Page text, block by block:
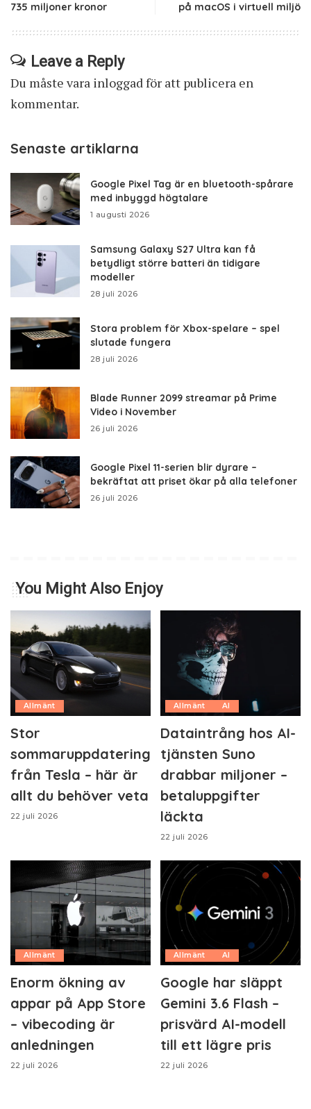
735 miljoner kronor
på macOS i virtuell miljö
Leave a Reply
Du måste vara inloggadför att publicera en
kommentar.
Senaste artiklarna
Google Pixel Tag är en bluetooth-spårare
med inbyggd högtalare
1 augusti 2026
Samsung Galaxy S27 Ultra kan få
betydligt större batteri än tidigare
modeller
28 juli 2026
Stora problem för Xbox-spelare – spel
slutade fungera
28 juli 2026
Blade Runner 2099 streamar på Prime
Video i November
26 juli 2026
Google Pixel 11-serien blir dyrare –
bekräftat att priset ökar på alla telefoner
26 juli 2026
You Might Also Enjoy
Allmänt
Stor
sommaruppdatering
från Tesla – här är
allt du behöver veta
22 juli 2026
Allmänt AI
Dataintrång hos AI-
tjänsten Suno
drabbar miljoner –
betaluppgifter
läckta
22 juli 2026
Allmänt
Enorm ökning av
appar på App Store
– vibecoding är
anledningen
22 juli 2026
Allmänt AI
Google har släppt
Gemini 3.6 Flash –
prisvärd AI-modell
till ett lägre pris
22 juli 2026